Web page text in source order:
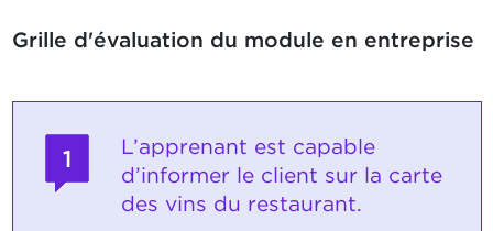
Grille d'évaluation du module en entreprise
1
L’apprenant est capable
d’informer le client sur la carte
des vins du restaurant.